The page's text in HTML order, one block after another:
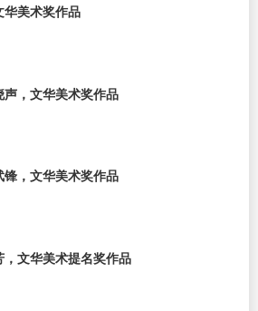
华美术奖作品
声，文华美术奖作品
锋，文华美术奖作品
，文华美术提名奖作品